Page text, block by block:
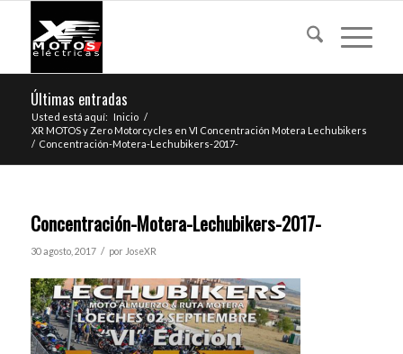
Últimas entradas
Usted está aquí: Inicio /
XR MOTOS y Zero Motorcycles en VI Concentración Motera Lechubikers
/ Concentración-Motera-Lechubikers-2017-
Concentración-Motera-Lechubikers-2017-
30 agosto, 2017 / por JoseXR